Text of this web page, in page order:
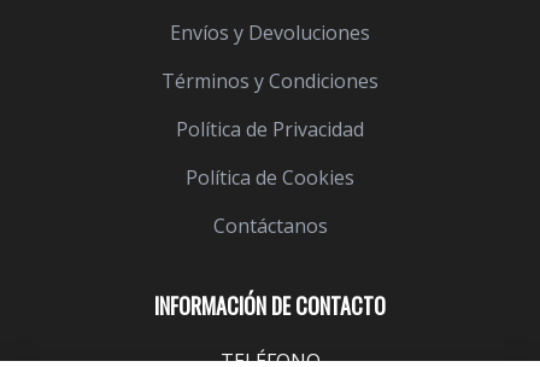
INFORMACIÓN DE CONTACTO
TELÉFONO
Envíos y Devoluciones
Términos y Condiciones
Política de Privacidad
Política de Cookies
Contáctanos